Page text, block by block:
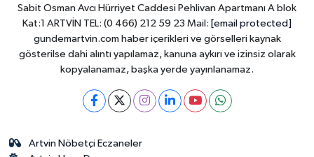
Sabit Osman Avcı Hürriyet Caddesi Pehlivan Apartmanı A blok
Kat:1 ARTVİN TEL: (0 466) 212 59 23 Mail: [email protected]
gundemartvin.com haber içerikleri ve görselleri kaynak
gösterilse dahi alıntı yapılamaz, kanuna aykırı ve izinsiz olarak
kopyalanamaz, başka yerde yayınlanamaz.
Artvin Nöbetçi Eczaneler